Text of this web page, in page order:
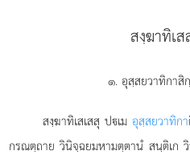
สงฺฆาทิเ
๑. อุสฺสยวาทิกา
สงฺฆาทิเสเสสุปเมอุสฺสยวาทิกา
กรณตฺถาย วินิจฺฉยมหามตฺตานํ สนฺติเก